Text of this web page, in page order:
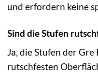
und erfordern keine
Sind die Stufen
Ja, die Stufen der
rutschfesten